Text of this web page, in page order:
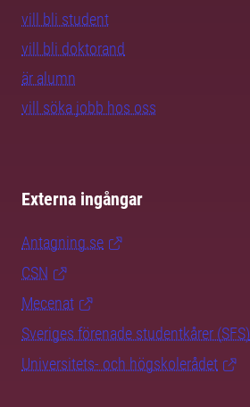
vill bli student
vill bli doktorand
är alumn
vill söka jobb hos oss
Externa ingångar
Antagning.se
CSN
Mecenat
Sveriges förenade studentkårer (SFS)
Universitets- och högskolerådet